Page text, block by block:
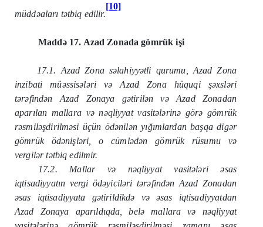
müddəaları tətbiq edilir.
[10]
Maddə 17. Azad Zonada gömrük işi
17.1. Azad Zona səlahiyyətli qurumu, Azad Zona
inzibati müəssisələri və Azad Zona hüquqi şəxsləri
tərəfindən Azad Zonaya gətirilən və Azad Zonadan
aparılan mallara və nəqliyyat vasitələrinə görə gömrük
rəsmiləşdirilməsi üçün ödənilən yığımlardan başqa digər
gömrük ödənişləri, o cümlədən gömrük rüsumu və
vergilər tətbiq edilmir.
17.2. Mallar və nəqliyyat vasitələri əsas
iqtisadiyyatın vergi ödəyiciləri tərəfindən Azad Zonadan
əsas iqtisadiyyata gətirildikdə və əsas iqtisadiyyatdan
Azad Zonaya aparıldıqda, belə mallara və nəqliyyat